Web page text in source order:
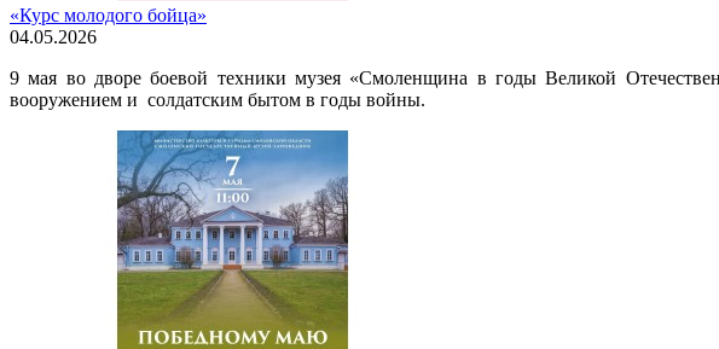
«Курс молодого бойца»
04.05.2026
9 мая во дворе боевой техники музея «Смоленщина в годы Великой
вооружением и солдатским бытом в годы войны.